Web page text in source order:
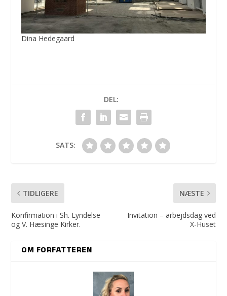
Dina Hedegaard
DEL:
SATS:
TIDLIGERE
Konfirmation i Sh. Lyndelse
og V. Hæsinge Kirker.
NÆSTE
Invitation – arbejdsdag ved
X-Huset
OM FORFATTEREN